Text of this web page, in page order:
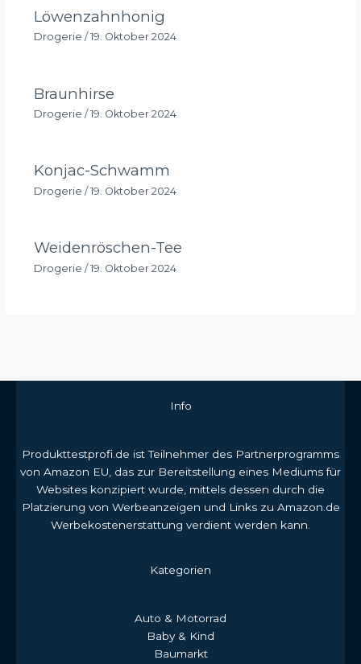
Löwenzahnhonig
Drogerie / 19. Oktober 2024
Braunhirse
Drogerie / 19. Oktober 2024
Konjac-Schwamm
Drogerie / 19. Oktober 2024
Weidenröschen-Tee
Drogerie /19. Oktober 2024
Info
Produkttestprofi.de ist Teilnehmer des Partnerprogramms
von Amazon EU, das zur Bereitstellung eines Mediums für
Websites konzipiert wurde, mittels dessen durch die
Platzierung von Werbeanzeigen und Links zu Amazon.de
Werbekostenerstattung verdient werden kann.
Kategorien
Auto & Motorrad
Baby & Kind
Baumarkt